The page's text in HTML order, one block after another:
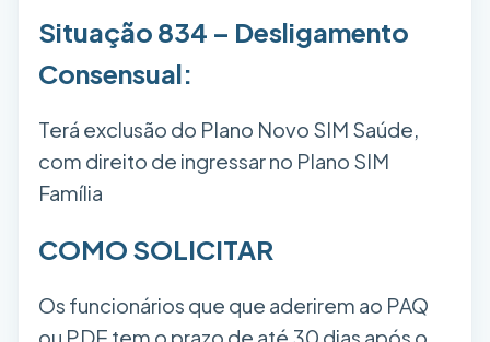
Situação 834 – Desligamento
Consensual:
Terá exclusão do Plano Novo SIM Saúde,
com direito de ingressar no Plano SIM
Família
COMO SOLICITAR
Os funcionários que que aderirem ao PAQ